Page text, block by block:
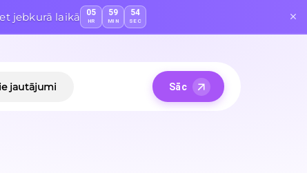
jebkurā laikā 05
HR
59
MIN
53
SEC
jautājumi Sāc